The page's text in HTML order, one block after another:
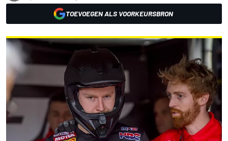
TOEVOEGEN ALS VOORKEURSBRON